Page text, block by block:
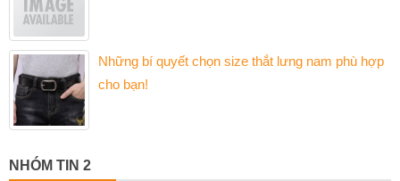
Những bí quyết chọn size thắt lưng nam phù hợp
cho bạn!
NHÓM TIN 2